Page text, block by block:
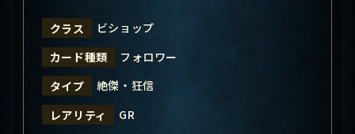
クラス
ビショップ
カード種類
フォロワー
タイプ
絶傑・狂信
レアリティ
GR